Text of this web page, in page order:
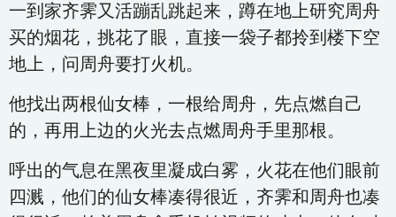
一到家齐霁又活蹦乱跳起来，蹲在地上研究周舟
买的烟花，挑花了眼，直接一袋子都拎到楼下空
地上，问周舟要打火机。
他找出两根仙女棒，一根给周舟，先点燃自己
的，再用上边的火光去点燃周舟手里那根。
呼出的气息在黑夜里凝成白雾，火花在他们眼前
四溅，他们的仙女棒凑得很近，齐霁和周舟也凑